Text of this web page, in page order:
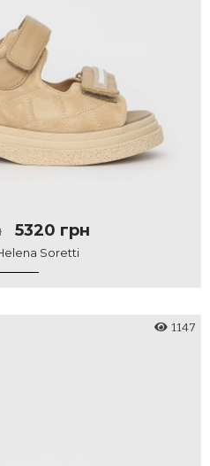
5320 грн
Soretti
1147